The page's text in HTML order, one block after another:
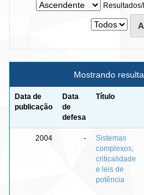
Mostrando
Data de
publicação
Data
de
defesa
Título
2004 -
Sistemas
complexos,
criticalidade
e leis de
potência